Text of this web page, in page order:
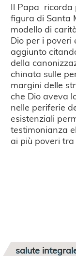
Il Papa ricorda
figura di Santa
modello di
Dio per i poveri
aggiunto
della
chinata sulle
margini delle
che Dio aveva
nelle periferie
esistenziali
testimonianza
ai più poveri tra
salute